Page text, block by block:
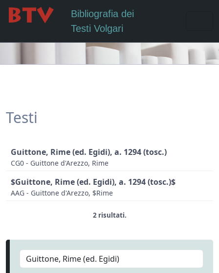
Bibliografia dei
Testi Volgari
Testi
Guittone, Rime (ed. Egidi), a. 1294 (tosc.)
CG0 - Guittone d'Arezzo, Rime
$Guittone, Rime (ed. Egidi), a. 1294 (tosc.)$
AAG - Guittone d'Arezzo, $Rime
2 risultati.